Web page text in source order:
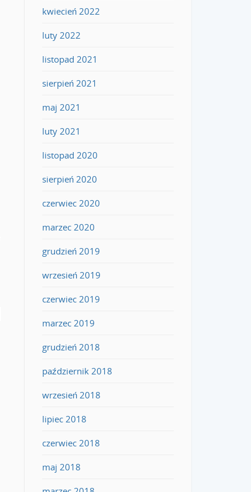
kwiecień 2022
luty 2022
listopad 2021
sierpień 2021
maj 2021
luty 2021
listopad 2020
sierpień 2020
czerwiec 2020
marzec 2020
grudzień 2019
wrzesień 2019
czerwiec 2019
marzec 2019
grudzień 2018
październik 2018
wrzesień 2018
lipiec 2018
czerwiec 2018
maj 2018